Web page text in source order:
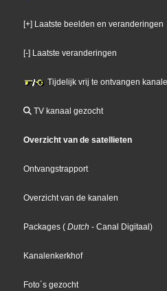
[+] Laatste beelden en veranderingen
[-] Laatste veranderingen
Tijdelijk vrij te ontvangen
TV kanaal gezocht
Overzicht van de satellieten
Ontvangstrapport
Overzicht van de kanalen
Packages ( Dutch - Canal Digitaal)
Kanalenkerkhof
Foto´s gezocht